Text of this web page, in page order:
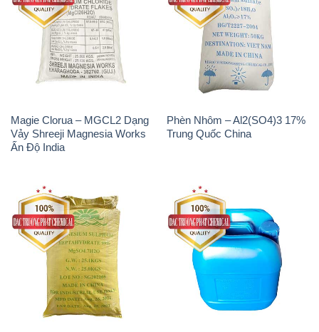
Magie Clorua – MGCL2 Dạng
Vảy Shreeji Magnesia Works
Ấn Độ India
Phèn Nhôm – Al2(SO4)3 17%
Trung Quốc China